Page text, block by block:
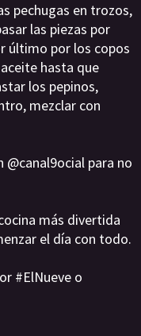
pechugas en trozos,
las piezas por
último por los copos
hasta que
los pepinos,
mezclar con
para no
más divertida
el día con todo.
#ElNueve o